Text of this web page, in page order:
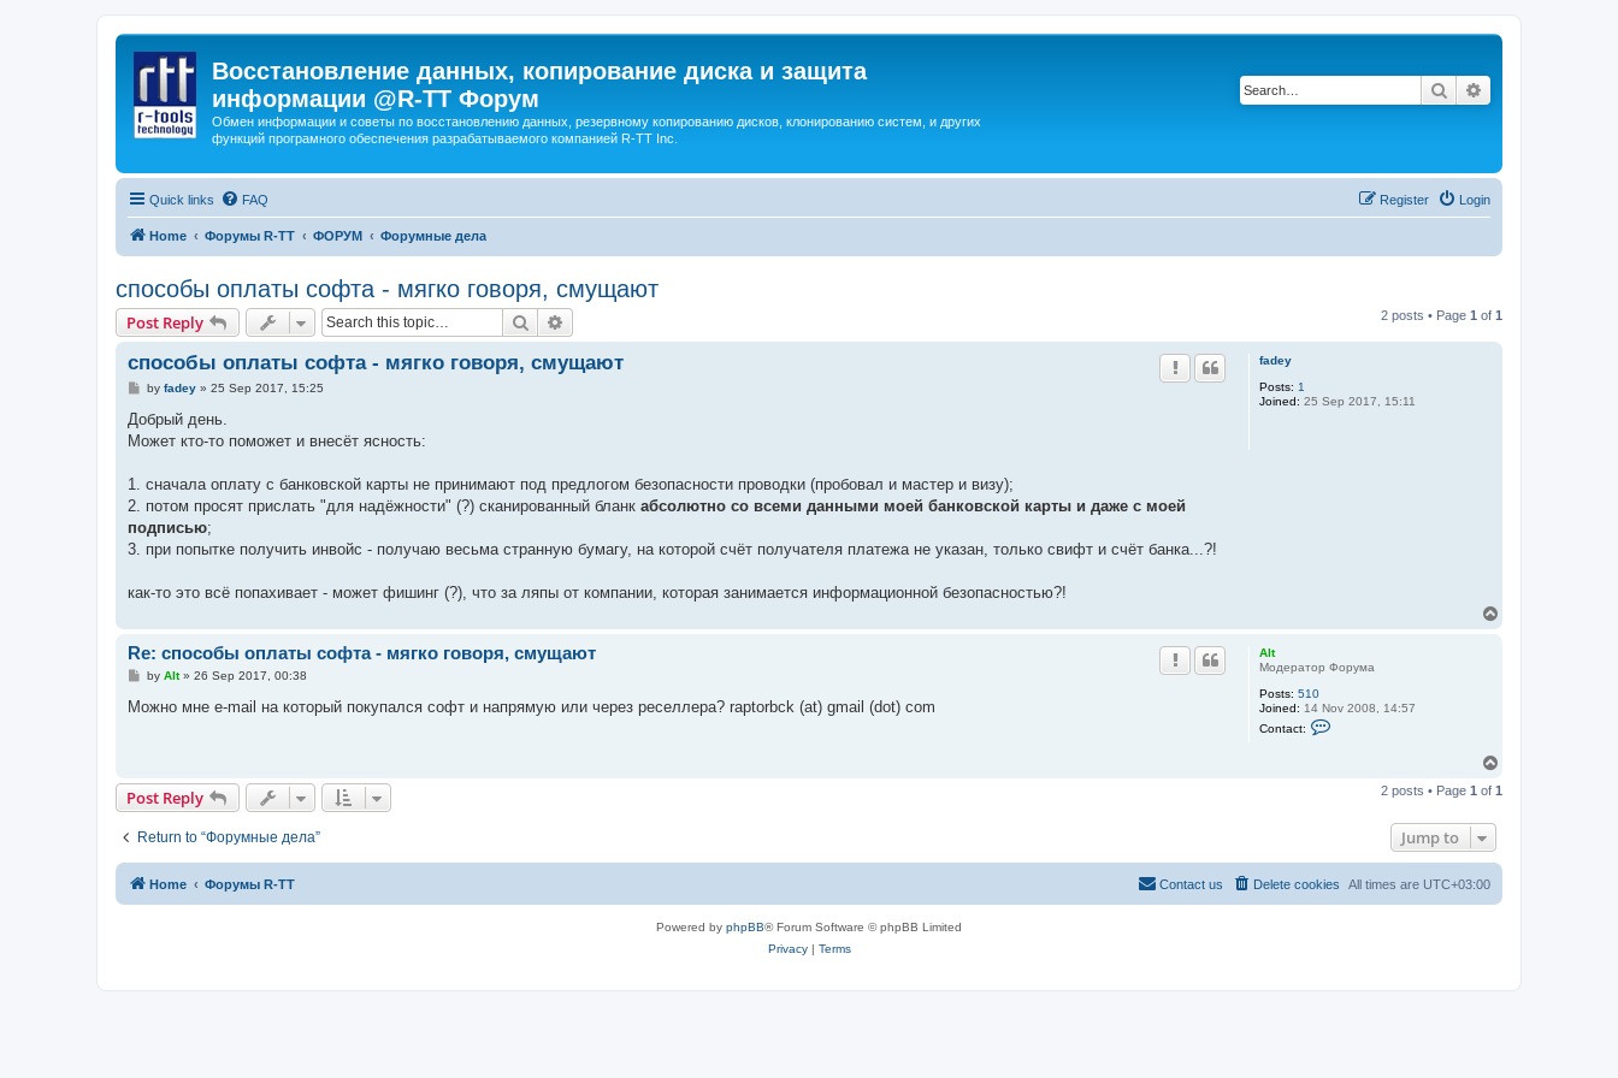
Восстановление данных, копирование диска и защита
информации @R-TT Форум
Обмен информации и советы по восстановлению данных, резервному копированию дисков, клонированию систем, и других
функций програмного обеспечения разрабатываемого компанией R-TT Inc.
Search
Quick links FAQ Login
Register
Home Форумы R-TT ФОРУМ Форумные дела
способы оплаты софта - мягко говоря, смущают
Post Reply Search 2 posts • Page 1 of 1
fadey
Posts: 1
Joined: 25 Sep 2017, 15:11
способы оплаты софта - мягко говоря, смущают
P
s
by fadey» 25 Sep 2017, 15:25
Добрый день.
Может кто-то поможет и внесёт ясность:
1. сначала оплату с банковской карты не принимают под предлогом безопасности проводки (пробовал и мастер и визу);
2. потом просят прислать "для надёжности" (?) сканированный бланк абсолютно со всеми данными моей банковской карты и даже с моей
подписью;
3. при попытке получить инвойс - получаю весьма странную бумагу, на которой счёт получателя платежа не указан, только свифт и счёт банка...?!
как-то это всё попахивает - может фишинг (?), что за ляпы от компании, которая занимается информационной безопасностью?!
Alt
Модератор Форума
Posts: 510
Joined: 14 Nov 2008, 14:57
Contact:
Re: способы оплаты софта - мягко говоря, смущают
P
s
by Alt» 26 Sep 2017, 00:38
Можно мне e-mail на который покупался софт и напрямую или через реселлера? raptorbck (at) gmail (dot) com
p
Post Reply 2 posts • Page 1 of 1
Return to “Форумные дела” Jump to
Home Форумы R-TT All times are UTC+03:00
Delete cookies
Contact us
Powered by phpBB® Forum Software © phpBB Limited
Privacy| Terms